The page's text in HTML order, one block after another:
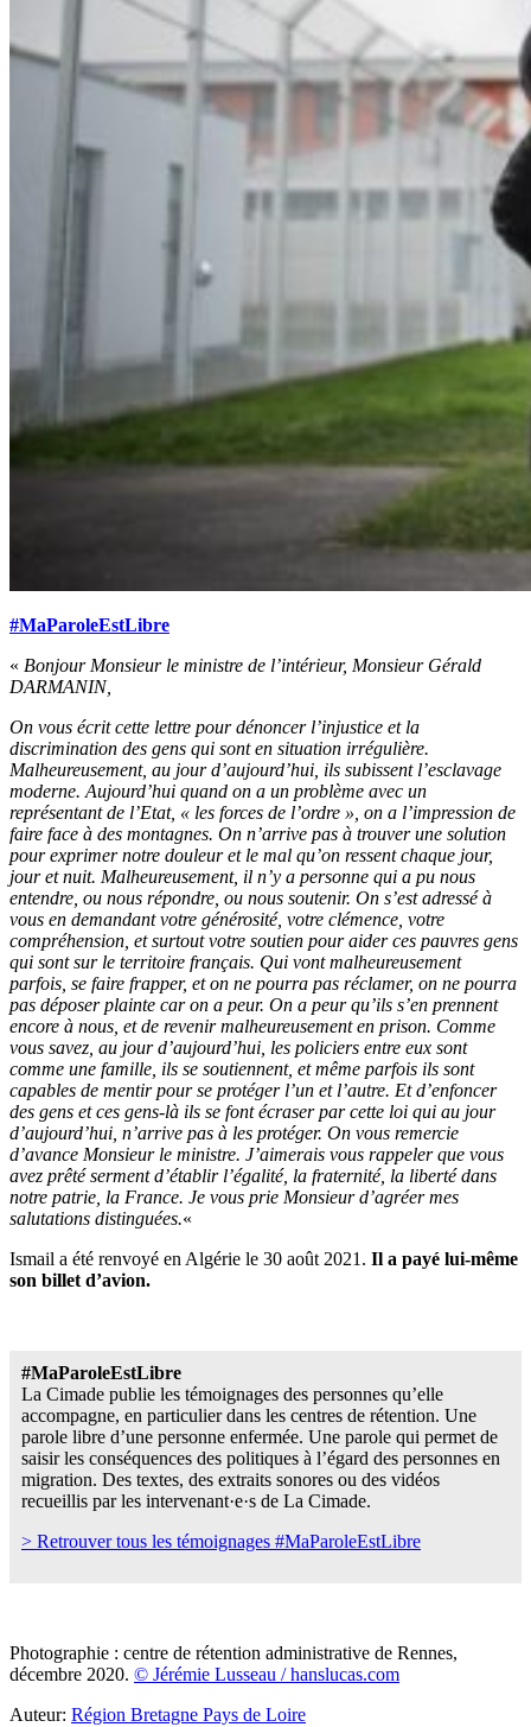
#MaParoleEstLibre
« Bonjour Monsieur le ministre de l’intérieur, Monsieur Gérald
DARMANIN,
On vous écrit cette lettre pour dénoncer l’injustice et la
discrimination des gens qui sont en situation irrégulière.
Malheureusement, au jour d’aujourd’hui, ils subissent l’esclavage
moderne. Aujourd’hui quand on a un problème avec un
représentant de l’Etat, « les forces de l’ordre », on a l’impression de
faire face à des montagnes. On n’arrive pas à trouver une solution
pour exprimer notre douleur et le mal qu’on ressent chaque jour,
jour et nuit. Malheureusement, il n’y a personne qui a pu nous
entendre, ou nous répondre, ou nous soutenir. On s’est adressé à
vous en demandant votre générosité, votre clémence, votre
compréhension, et surtout votre soutien pour aider ces pauvres gens
qui sont sur le territoire français. Qui vont malheureusement
parfois, se faire frapper, et on ne pourra pas réclamer, on ne pourra
pas déposer plainte car on a peur. On a peur qu’ils s’en prennent
encore à nous, et de revenir malheureusement en prison. Comme
vous savez, au jour d’aujourd’hui, les policiers entre eux sont
comme une famille, ils se soutiennent, et même parfois ils sont
capables de mentir pour se protéger l’un et l’autre. Et d’enfoncer
des gens et ces gens-là ils se font écraser par cette loi qui au jour
d’aujourd’hui, n’arrive pas à les protéger. On vous remercie
d’avance Monsieur le ministre. J’aimerais vous rappeler que vous
avez prêté serment d’établir l’égalité, la fraternité, la liberté dans
notre patrie, la France. Je vous prie Monsieur d’agréer mes
salutations distinguées.«
Ismail a été renvoyé en Algérie le 30 août 2021. Il a payé lui-même
son billet d’avion.
#MaParoleEstLibre
La Cimade publie les témoignages des personnes qu’elle
accompagne, en particulier dans les centres de rétention. Une
parole libre d’une personne enfermée. Une parole qui permet de
saisir les conséquences des politiques à l’égard des personnes en
migration. Des textes, des extraits sonores ou des vidéos
recueillis par les intervenant·e·s de La Cimade.
> Retrouver tous les témoignages #MaParoleEstLibre
Photographie : centre de rétention administrative de Rennes,
décembre 2020. © Jérémie Lusseau / hanslucas.com
Auteur: Région Bretagne Pays de Loire